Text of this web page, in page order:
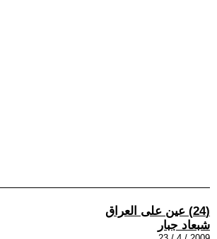
(24) عين على العراق
شبعاد جبار